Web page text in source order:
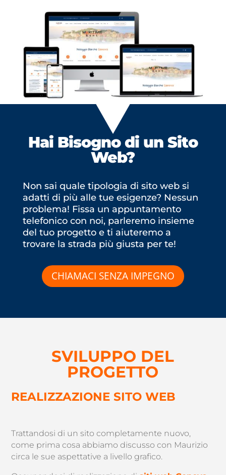
Hai Bisogno di un Sito
Web?
Non sai quale tipologia di sito web si
adatti di più alle tue esigenze? Nessun
problema! Fissa un appuntamento
telefonico con noi, parleremo insieme
del tuo progetto e ti aiuteremo a
trovare la strada più giusta per te!
CHIAMACI SENZA IMPEGNO
SVILUPPO DEL
PROGETTO
REALIZZAZIONE SITO WEB
Trattandosi di un sito completamente nuovo,
come prima cosa abbiamo discusso con Maurizio
circa le sue aspettative a livello grafico.